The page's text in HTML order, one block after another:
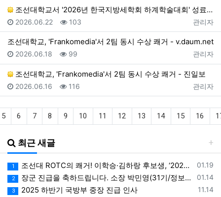
조선대학교서 '2026년 한국지방세학회 하계학술대회' 성료 - 베리타스알파
등록자
관리자
등록일
2026.06.22 조회
103
조선대학교, 'Frankomedia'서 2팀 동시 수상 쾌거 - v.daum.net
등록자
관리자
등록일
2026.06.18 조회
99
조선대학교, 'Frankomedia'서 2팀 동시 수상 쾌거 - 진일보
등록자
관리자
등록일
2026.06.16 조회
116
5 6 7 8 9 10 11 12 13 14 15 16
최근 새글
등록일
01.19
1 조선대 ROTC의 쾌거! 이학승·김하랑 후보생, ‘2026 美 대학 특별리더십 연수’ 선발
등록일
01.14
2 장군 진급을 축하드립니다. 소장 박민영(31기/정보), 준장 서필석(34기/공병).황주봉(36기/보병).김희찬(36기/기갑)
등록일
11.14
3 2025 하반기 국방부 중장 진급 인사